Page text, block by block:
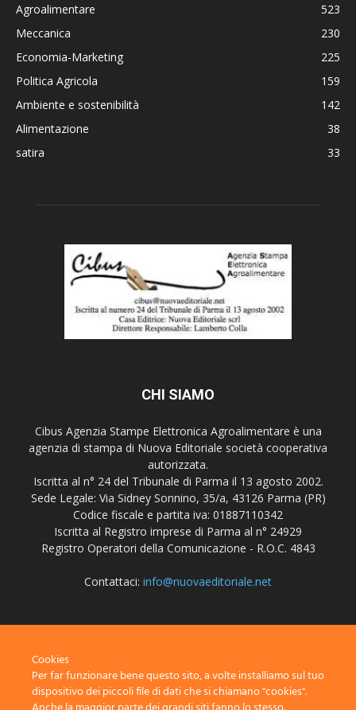
Agroalimentare
523
Meccanica
230
Economia-Marketing
225
Politica Agricola
159
Ambiente e sostenibilità
142
Alimentazione
38
satira
33
CHI SIAMO
Cibus Agenzia Stampe Elettronica Agroalimentare è una
agenzia di stampa di Nuova Editoriale società cooperativa
autorizzata.
Iscritta al n° 24 del Tribunale di Parma il 13 agosto 2002.
Sede Legale: Via Sidney Sonnino, 35/a, 43126 Parma (PR)
Codice fiscale e partita iva: 01887110342
Iscritta al Registro imprese di Parma al n° 24929
Registro Operatori della Comunicazione - R.O.C. 4843
Contattaci: info@nuovaeditoriale.net
Cookies
Per far funzionare bene questo sito, a volte installiamo sul tuo
dispositivo dei piccoli file di dati che si chiamano "cookies".